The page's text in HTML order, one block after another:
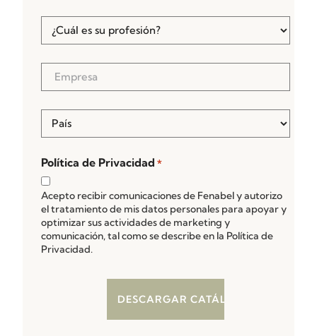
¿Cuál
su
profesión?
Empresa
País
Política de Privacidad *
Acepto recibir comunicaciones de Fenabel y autorizo
el tratamiento de mis datos personales para apoyar y
optimizar sus actividades de marketing y
comunicación, tal como se describe en la Política de
Privacidad.